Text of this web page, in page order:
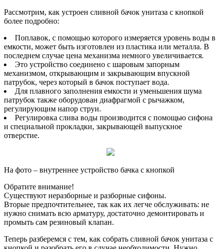
Рассмотрим, как устроен сливной бачок унитаза с кнопкой
более подробно:
Поплавок, с помощью которого измеряется уровень воды в
емкости, может быть изготовлен из пластика или металла. В
последнем случае цена механизма немного увеличивается.
Это устройство соединено с шаровым запорным
механизмом, открывающим и закрывающим впускной
патрубок, через который в бачок поступает вода.
Для плавного заполнения емкости и уменьшения шума
патрубок также оборудован диафрагмой с рычажком,
регулирующим напор струи.
Регулировка слива воды производится с помощью сифона
и специальной прокладки, закрывающей выпускное
отверстие.
На фото – внутреннее устройство бачка с кнопкой
Обратите внимание!
Существуют неразборные и разборные сифоны.
Вторые предпочтительнее, так как их легче обслуживать: не
нужно снимать всю арматуру, достаточно демонтировать и
промыть сам резиновый клапан.
Теперь разберемся с тем, как собрать сливной бачок унитаза с